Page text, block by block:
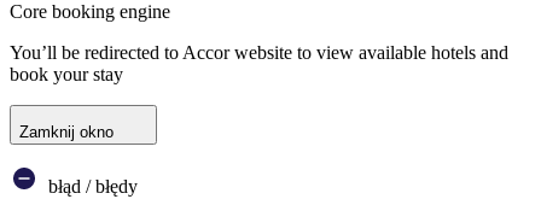
Core booking engine
You’ll be redirected to Accor website to view available hotels and
book your stay
Zamknij okno
błąd / błędy